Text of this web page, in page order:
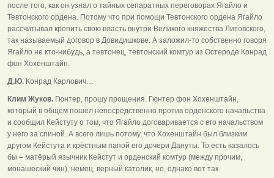
после того, как он узнал о тайных сепаратных переговорах Ягайло и
Тевтонского ордена. Потому что при помощи Тевтонского ордена Ягайло
рассчитывал крепить свою власть внутри Великого княжества Литовского,
так называемый договор в Довидишкове. А заложил-то собственно говоря
Ягайло не кто-нибудь, а тевтонец, тевтонский комтур из Остероде Конрад
фон Хохенштайн.
Д.Ю. Конрад Карлович…
Клим Жуков. Гюнтер, прошу прощения. Гюнтер фон Хохенштайн,
который в общем пошёл непосредственно против орденского начальства
и сообщил Кейстуту о том, что Ягайло договаривается с его начальством
у него за спиной. А всего лишь потому, что Хохенштайн был близким
другом Кейстута и крёстным папой его дочери Дануты. То есть казалось
бы – матёрый язычник Кейстут и орденский комтур (между прочим,
монашеский чин), немец, верный католик, но, однако вот так.